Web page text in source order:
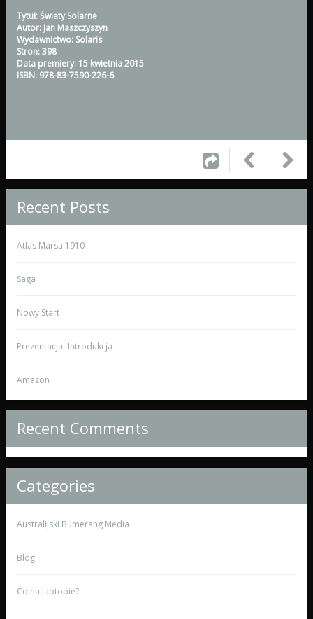
Tytuł: Światy Solarne
Autor: Jan Maszczyszyn
Wydawnictwo: Solaris
Stron: 398
Data premiery: 15 kwietnia 2015
ISBN: 978-83-7590-226-6
Recent Posts
Atlas Marsa 1910
Saga
Nowy Start
Prezentacja- Introdukcja
Amazon
Recent Comments
Categories
Australijski Bumerang Media
Blog
Co na laptopie?